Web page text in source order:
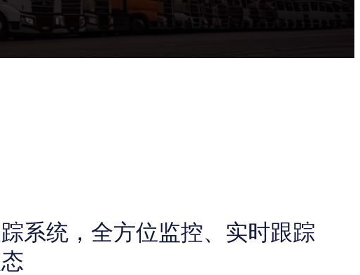
系统，全方位监控、实时跟踪